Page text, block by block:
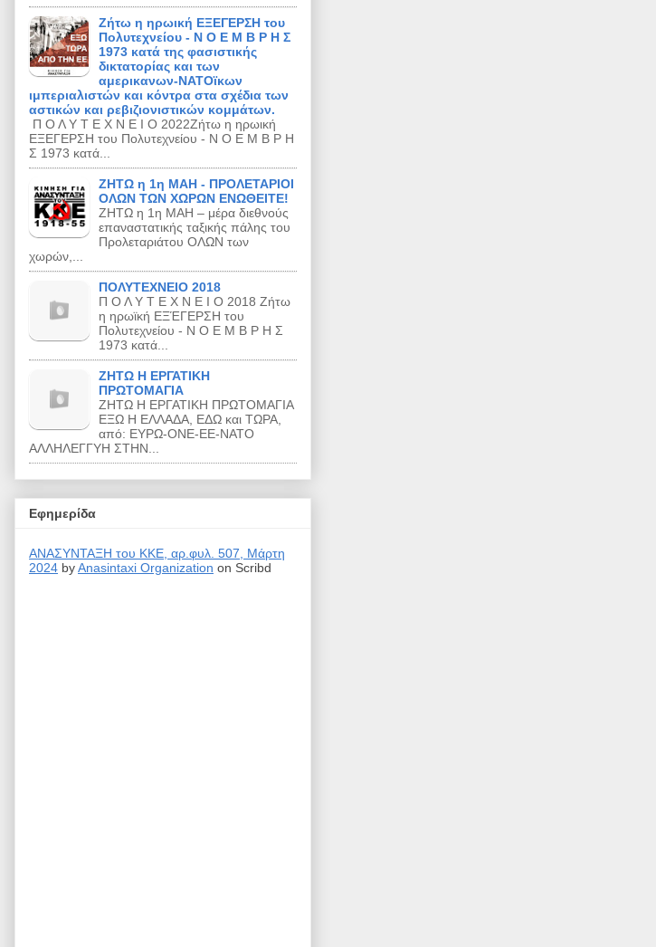
Ζήτω η ηρωική ΕΞΕΓΕΡΣΗ του
Πολυτεχνείου - Ν Ο Ε Μ Β Ρ Η Σ
1973 κατά της φασιστικής
δικτατορίας και των
αμερικανων-ΝΑΤΟϊκων
ιμπεριαλιστών και κόντρα στα σχέδια των
αστικών και ρεβιζιονιστικών κομμάτων.
Π Ο Λ Υ Τ Ε Χ Ν Ε Ι Ο 2022Ζήτω η ηρωική
ΕΞΕΓΕΡΣΗ του Πολυτεχνείου - Ν Ο Ε Μ Β Ρ Η
Σ 1973 κατά...
ΖΗΤΩ η 1η ΜΑΗ - ΠΡΟΛΕΤΑΡΙΟΙ
ΟΛΩΝ ΤΩΝ ΧΩΡΩΝ ΕΝΩΘΕΙΤΕ!
ΖΗΤΩ η 1η ΜΑΗ – μέρα διεθνούς
επαναστατικής ταξικής πάλης του
Προλεταριάτου ΟΛΩΝ των
χωρών,...
ΠΟΛΥΤΕΧΝΕΙΟ 2018
Π Ο Λ Υ Τ Ε Χ Ν Ε Ι Ο 2018 Ζήτω
η ηρωϊκή ΕΞΈΓΕΡΣΗ του
Πολυτεχνείου - Ν Ο Ε Μ Β Ρ Η Σ
1973 κατά...
ΖΗΤΩ Η ΕΡΓΑΤΙΚΗ
ΠΡΩΤΟΜΑΓΙΑ
ΖΗΤΩ Η ΕΡΓΑΤΙΚΗ ΠΡΩΤΟΜΑΓΙΑ
ΕΞΩ Η ΕΛΛΑΔΑ, ΕΔΩ και ΤΩΡΑ,
από: ΕΥΡΩ-ΟΝΕ-ΕΕ-ΝΑΤΟ
ΑΛΛΗΛΕΓΓΥΗ ΣΤΗΝ...
Εφημερίδα
ΑΝΑΣΥΝΤΑΞΗ του ΚΚΕ, αρ.φυλ. 507, Μάρτη
2024 byAnasintaxi Organization on Scribd